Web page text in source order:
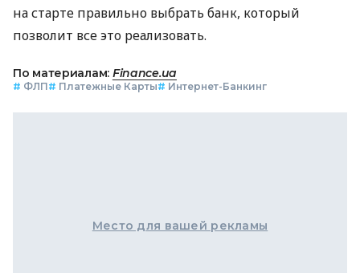
на старте правильно выбрать банк, который
позволит все это реализовать.
По материалам: Finance.ua
# ФЛП# Платежные Карты# Интернет-Банкинг
Место для вашей рекламы